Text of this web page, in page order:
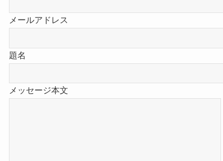
メールアドレス
題名
メッセージ本文